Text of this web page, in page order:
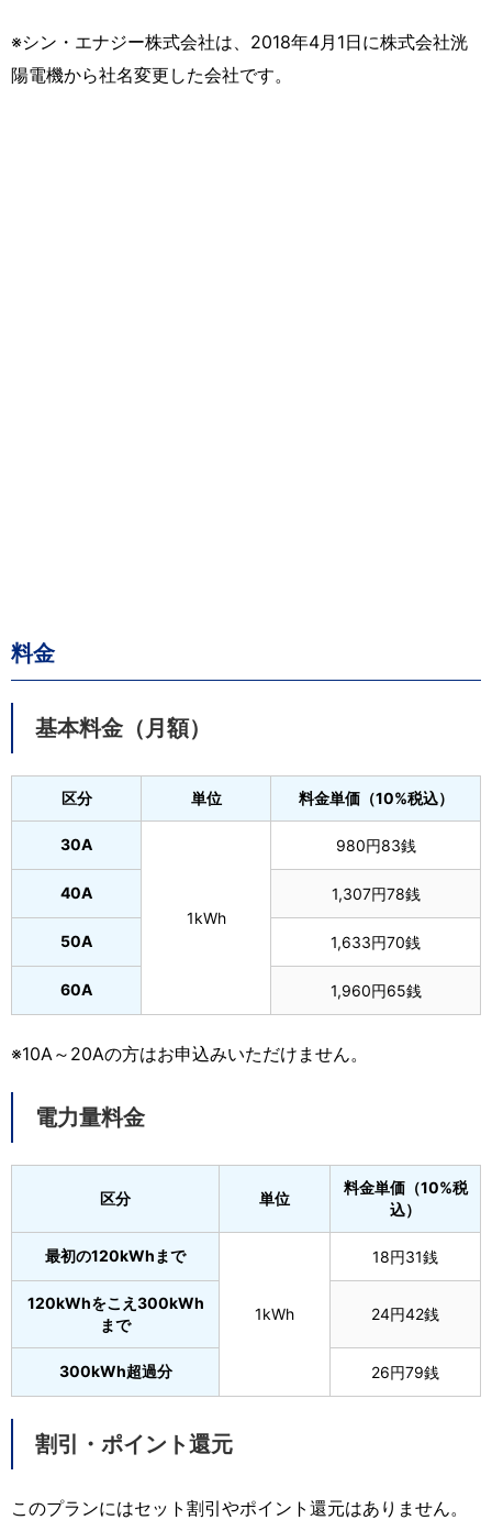
※シン・エナジー株式会社は、2018年4月1日に株式会社洸
陽電機から社名変更した会社です。
料金
基本料金（月額）
区分 単位 料金単価（10%税込）
30A
1kWh
980円83銭
40A 1,307円78銭
50A 1,633円70銭
60A 1,960円65銭
※10A～20Aの方はお申込みいただけません。
電力量料金
区分 単位
料金単価（10%税
込）
最初の120kWhまで
1kWh
18円31銭
120kWhをこえ300kWh
まで
24円42銭
300kWh超過分 26円79銭
割引・ポイント還元
このプランにはセット割引やポイント還元はありません。